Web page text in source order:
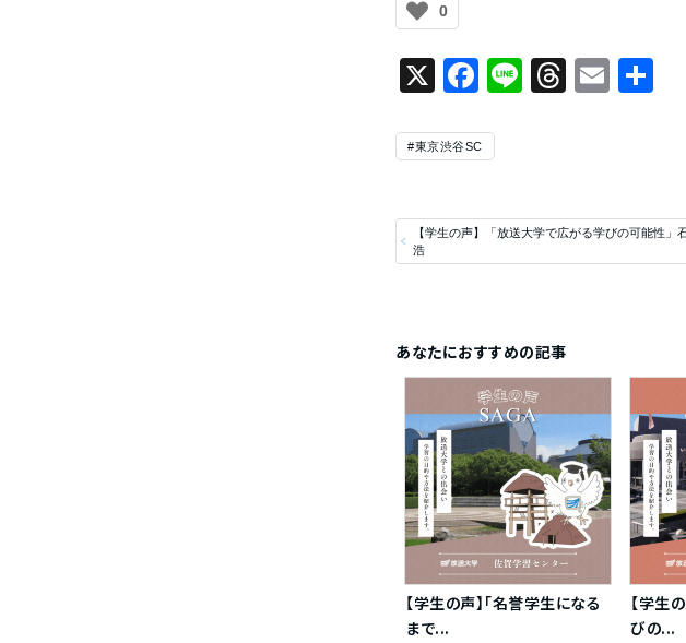
0
X Facebook
LineThreads
Email
#東京渋谷SC
【学生の声】「放送大学で広がる学びの可能性」
浩
あなたにおすすめの記事
【学生の声】「名誉学生になる
まで...
【学生
びの...